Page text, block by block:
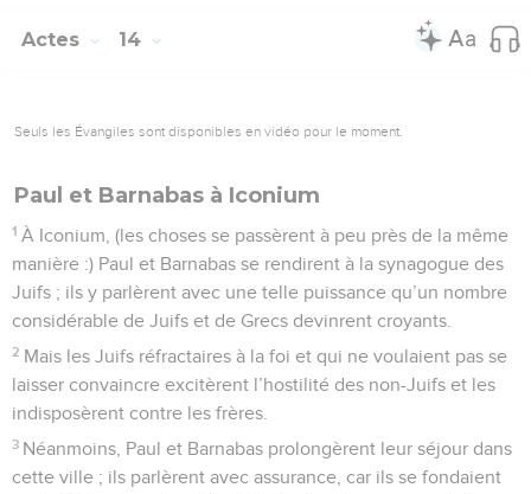
Actes 14
Seuls les Évangiles sont disponibles en vidéo pour le moment.
Paul et Barnabas à Iconium
1 À Iconium, (les choses se passèrent à peu près de la même
manière :) Paul et Barnabas se rendirent à la synagogue des
Juifs ; ils y parlèrent avec une telle puissance qu’un nombre
considérable de Juifs et de Grecs devinrent croyants.
2 Mais les Juifs réfractaires à la foi et qui ne voulaient pas se
laisser convaincre excitèrent l’hostilité des non-Juifs et les
indisposèrent contre les frères.
3 Néanmoins, Paul et Barnabas prolongèrent leur séjour dans
cette ville ; ils parlèrent avec assurance, car ils se fondaient